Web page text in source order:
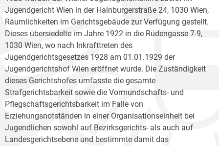
Jugendgericht Wien in der Hainburgerstraße 24, 1030 Wien,
Räumlichkeiten im Gerichtsgebäude zur Verfügung gestellt.
Dieses übersiedelte im Jahre 1922 in die Rüdengasse 7-9,
1030 Wien, wo nach Inkrafttreten des
Jugendgerichtsgesetzes 1928 am 01.01.1929 der
Jugendgerichtshof Wien eröffnet wurde. Die Zuständigkeit
dieses Gerichtshofes umfasste die gesamte
Strafgerichtsbarkeit sowie die Vormundschafts- und
Pflegschaftsgerichtsbarkeit im Falle von
Erziehungsnotständen in einer Organisationseinheit bei
Jugendlichen sowohl auf Bezirksgerichts- als auch auf
Landesgerichtsebene und bestimmte damit das